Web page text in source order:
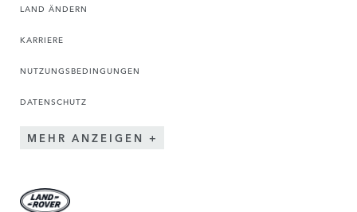
LAND ÄNDERN
KARRIERE
NUTZUNGSBEDINGUNGEN
DATENSCHUTZ
MEHR ANZEIGEN